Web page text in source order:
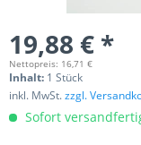
19,88 € *
Nettopreis: 16,71 €
Inhalt: 1 Stück
inkl. MwSt.zzgl.
Sofort